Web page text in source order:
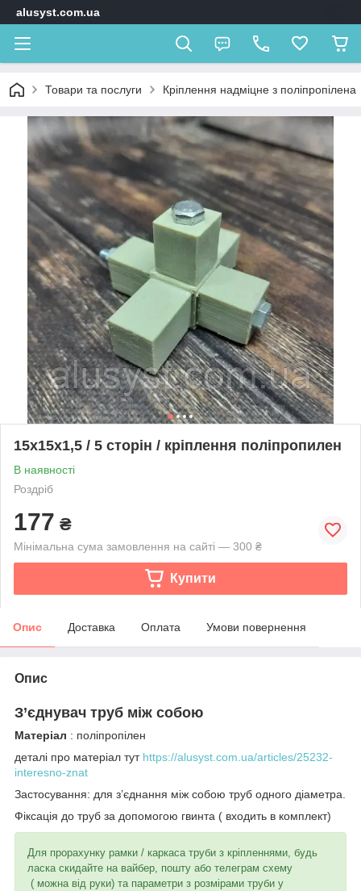
alusyst.com.ua
Товари та послуги Кріплення надміцне з поліпропілена
15х15х1,5 / 5 сторін / кріплення поліпропилен
В наявності
Роздріб
177 ₴
Мінімальна сума замовлення на сайті — 300 ₴
Купити
Опис Доставка Оплата Умови повернення
Опис
З’єднувач труб між собою
Матеріал : поліпропілен
деталі про матеріал тут https://alusyst.com.ua/articles/25232-
interesno-znat
Застосування: для з’єднання між собою труб одного діаметра.
Фіксація до труб за допомогою гвинта ( входить в комплект)
Для прорахунку рамки / каркаса труби з кріпленнями, будь
ласка скидайте на вайбер, пошту або телеграм схему
( можна від руки) та параметри з розмірами труби у